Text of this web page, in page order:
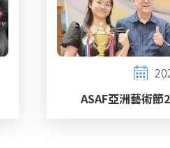
ASAF亞洲藝術